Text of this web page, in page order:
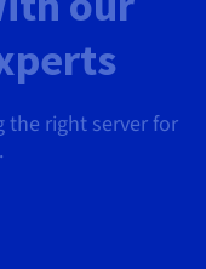
the right server for